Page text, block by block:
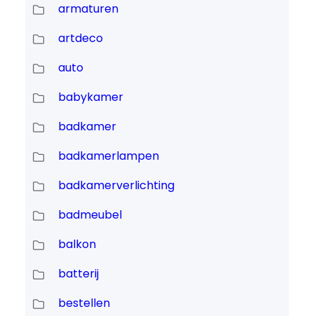
armaturen
artdeco
auto
babykamer
badkamer
badkamerlampen
badkamerverlichting
badmeubel
balkon
batterij
bestellen